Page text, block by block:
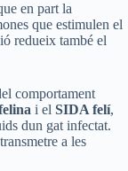
en part la
que estimulen el
redueix també el
comportament
i el SIDA felí,
dun gat infectat.
a les